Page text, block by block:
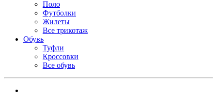
Поло
Футболки
Жилеты
Все трикотаж
Обувь
Туфли
Кроссовки
Все обувь